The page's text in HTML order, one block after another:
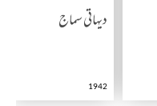
دیہاتی سماج
1942